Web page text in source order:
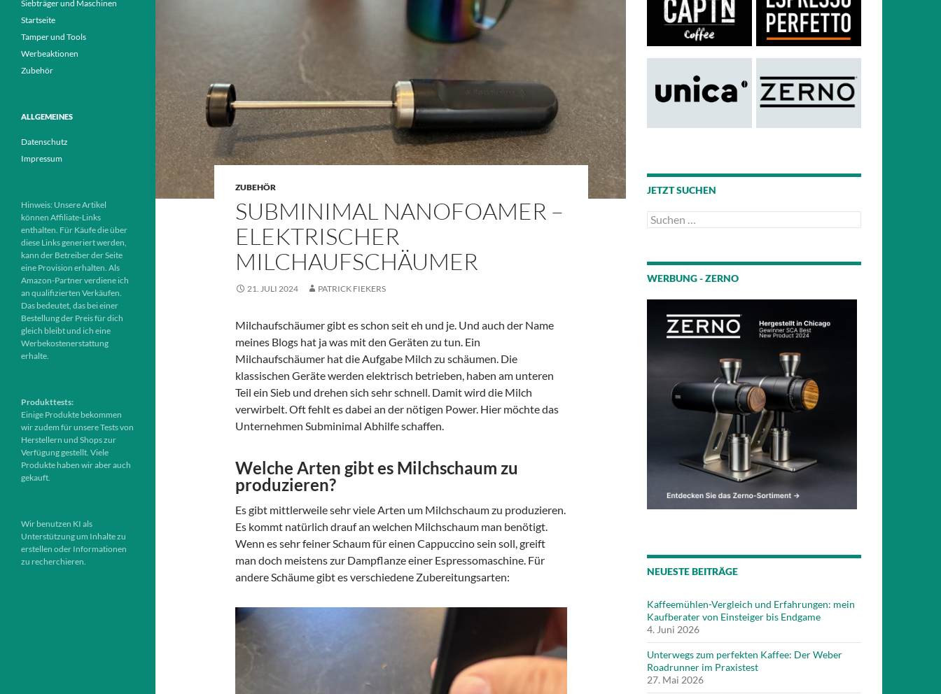
ZUBEHÖR
SUBMINIMAL NANOFOAMER –
ELEKTRISCHER
MILCHAUFSCHÄUMER
21. JULI 2024 PATRICK FIEKERS
Milchaufschäumer gibt es schon seit eh und je. Und auch der Name
meines Blogs hat ja was mit den Geräten zu tun. Ein
Milchaufschäumer hat die Aufgabe Milch zu schäumen. Die
klassischen Geräte werden elektrisch betrieben, haben am unteren
Teil ein Sieb und drehen sich sehr schnell. Damit wird die Milch
verwirbelt. Oft fehlt es dabei an der nötigen Power. Hier möchte das
Unternehmen Subminimal Abhilfe schaffen.
Welche Arten gibt es Milchschaum zu
produzieren?
Es gibt mittlerweile sehr viele Arten um Milchschaum zu produzieren.
Es kommt natürlich drauf an welchen Milchschaum man benötigt.
Wenn es sehr feiner Schaum für einen Cappuccino sein soll, greift
man doch meistens zur Dampflanze einer Espressomaschine. Für
andere Schäume gibt es verschiedene Zubereitungsarten:
JETZT SUCHEN
Suchen
nach:
WERBUNG - ZERNO
NEUESTE BEITRÄGE
Kaffeemühlen-Vergleich und Erfahrungen: mein
Kaufberater von Einsteiger bis Endgame
4. Juni 2026
Unterwegs zum perfekten Kaffee: Der Weber
Roadrunner im Praxistest
27. Mai 2026
Siebträger und Maschinen
Startseite
Tamper und Tools
Werbeaktionen
Zubehör
ALLGEMEINES
Datenschutz
Impressum
Hinweis: Unsere Artikel
können Affiliate-Links
enthalten. Für Käufe die über
diese Links generiert werden,
kann der Betreiber der Seite
eine Provision erhalten. Als
Amazon-Partner verdiene ich
an qualifizierten Verkäufen.
Das bedeutet, das bei einer
Bestellung der Preis für dich
gleich bleibt und ich eine
Werbekostenerstattung
erhalte.
Produkttests:
Einige Produkte bekommen
wir zudem für unsere Tests von
Herstellern und Shops zur
Verfügung gestellt. Viele
Produkte haben wir aber auch
gekauft.
Wir benutzen KI als
Unterstützung um Inhalte zu
erstellen oder Informationen
zu recherchieren.